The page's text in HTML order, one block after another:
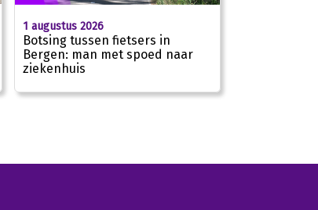
1 augustus 2026
Botsing tussen fietsers in
Bergen: man met spoed naar
ziekenhuis